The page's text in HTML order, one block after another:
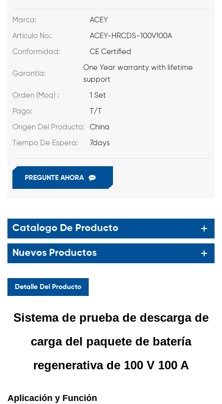
Marca: ACEY
Artículo No.: ACEY-HRCDS-100V100A
Conformidad: CE Certified
Garantía:
One Year warranty with lifetime
support
Orden (Moq) : 1 Set
Pago: T/T
Origen Del Producto: China
Tiempo De Espera: 7days
PREGUNTE AHORA
Catalogo De Producto
Nuevos Productos
Detalle Del Producto
Sistema de prueba de descarga de
carga del paquete de batería
regenerativa de 100 V 100 A
Aplicación y Función